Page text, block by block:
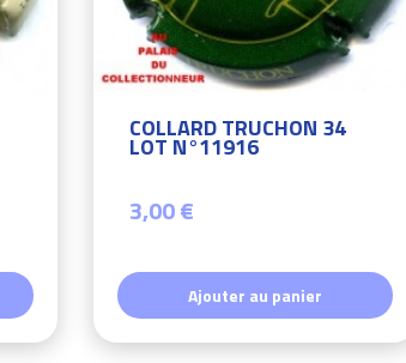
COLLARD TRUCHON 34
LOT N°11916
3,00 €
Ajouter au panier